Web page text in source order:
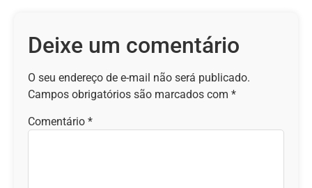
Deixe um comentário
O seu endereço de e-mail não será publicado.
Campos obrigatórios são marcados com *
Comentário *